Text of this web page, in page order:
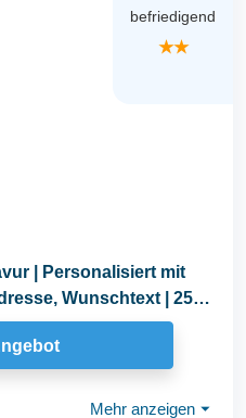
befriedigend
★★
| Personalisiert mit
Wunschtext | 25
Mehr anzeigen ⏷